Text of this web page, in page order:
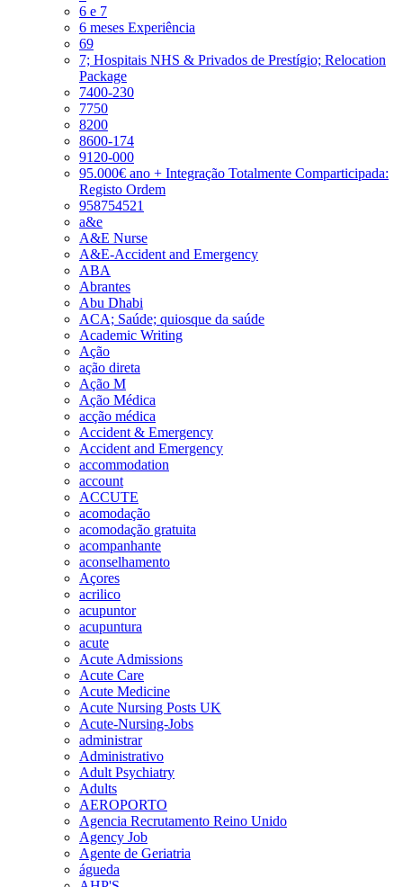
6 e 7
6 meses Experiência
69
7; Hospitais NHS & Privados de Prestígio; Relocation
Package
7400-230
7750
8200
8600-174
9120-000
95.000€ ano + Integração Totalmente Comparticipada:
Registo Ordem
958754521
a&e
A&E Nurse
A&E-Accident and Emergency
ABA
Abrantes
Abu Dhabi
ACA; Saúde; quiosque da saúde
Academic Writing
Ação
ação direta
Ação M
Ação Médica
acção médica
Accident & Emergency
Accident and Emergency
accommodation
account
ACCUTE
acomodação
acomodação gratuita
acompanhante
aconselhamento
Açores
acrilico
acupuntor
acupuntura
acute
Acute Admissions
Acute Care
Acute Medicine
Acute Nursing Posts UK
Acute-Nursing-Jobs
administrar
Administrativo
Adult Psychiatry
Adults
AEROPORTO
Agencia Recrutamento Reino Unido
Agency Job
Agente de Geriatria
águeda